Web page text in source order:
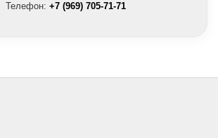
Телефон: +7 (969) 705-71-71